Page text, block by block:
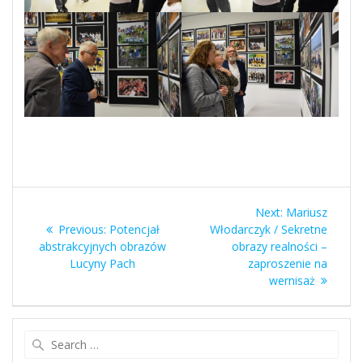
wpisuPrevious: Previous
post:
Potencjał
abstrakcyjnych obrazów
Lucyny Pach
Next: Next
post:
Mariusz
Włodarczyk / Sekretne
obrazy realności –
zaproszenie na
wernisaż